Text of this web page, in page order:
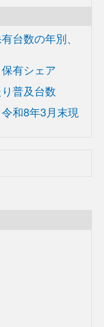
台数の年別、
有シェア
普及台数
令和8年3月末現